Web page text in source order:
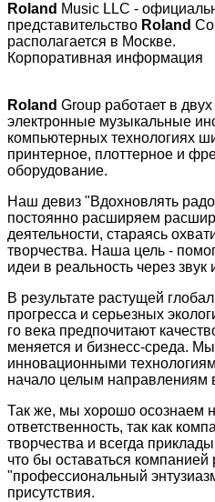
Roland Music LLC -
представительство Roland
располагается в Москве.
Корпоративная информация
Roland Group работает в
электронные музыкальные
компьютерных технологиях
принтерное, плоттерное и
оборудование.
Наш девиз "Вдохновлять
постоянно расширяем
деятельности, стараясь
творчества. Наша цель -
идеи в реальность через звук
В результате растущей
прогресса и серьезных
го века предпочитают
меняется и бизнесс-среда.
инновационными
начало целым направлениям
Так же, мы хорошо осознаем
ответственность, так как
творчества и всегда
что бы оставаться
"профессиональный
присутствия.